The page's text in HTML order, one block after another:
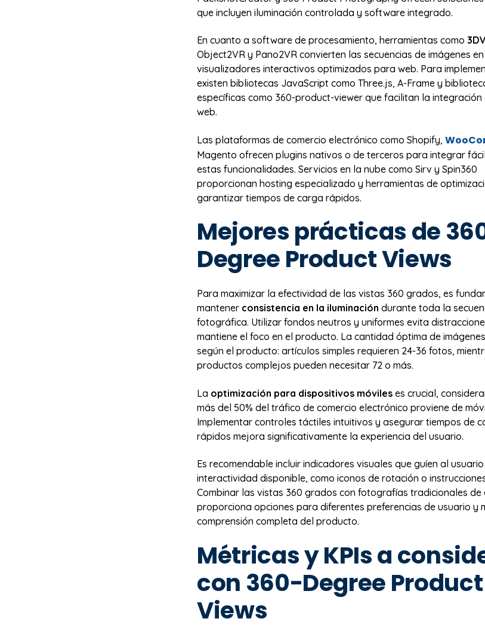
que incluyen iluminación controlada y software integrado.
En cuanto a software de procesamiento, herramientas como
Object2VR y Pano2VR convierten las secuencias de imágenes en
visualizadores interactivos optimizados para web. Para
existen bibliotecas JavaScript como Three.js, A-Frame y
específicas como 360-product-viewer que facilitan la integración
web.
Las plataformas de comercio electrónico como Shopify,
Magento ofrecen plugins nativos o de terceros para integrar
estas funcionalidades. Servicios en la nube como Sirv y Spin360
proporcionan hosting especializado y herramientas de
garantizar tiempos de carga rápidos.
Mejores prácticas de
Degree Product Views
Para maximizar la efectividad de las vistas 360 grados, es
mantener consistencia en la iluminación durante toda la
fotográfica. Utilizar fondos neutros y uniformes evita
mantiene el foco en el producto. La cantidad óptima de
según el producto: artículos simples requieren 24-36 fotos,
productos complejos pueden necesitar 72 o más.
La optimización para dispositivos móviles es crucial,
más del 50% del tráfico de comercio electrónico proviene de
Implementar controles táctiles intuitivos y asegurar tiempos de
rápidos mejora significativamente la experiencia del usuario.
Es recomendable incluir indicadores visuales que guíen al
interactividad disponible, como iconos de rotación o
Combinar las vistas 360 grados con fotografías tradicionales
proporciona opciones para diferentes preferencias de usuario y
comprensión completa del producto.
Métricas y KPIs a
con 360-Degree Product
Views